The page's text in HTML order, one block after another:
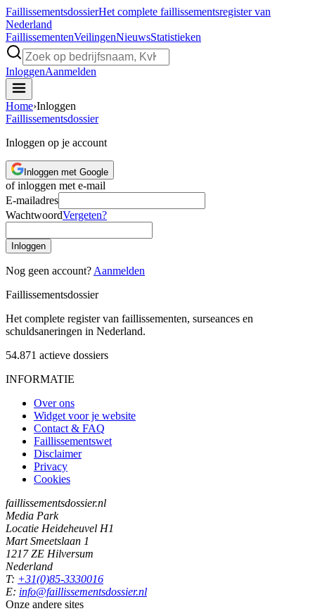
FaillissementsdossierHet complete faillissementsregister van
Nederland
FaillissementenVeilingenNieuwsStatistieken
InloggenAanmelden
Home›Inloggen
Faillissementsdossier
Inloggen op je account
Inloggen met Google
of inloggen met e-mail
E-mailadres
WachtwoordVergeten?
Inloggen
Nog geen account? Aanmelden
Faillissementsdossier
Het complete register van faillissementen, surseances en
schuldsaneringen in Nederland.
54.871 actieve dossiers
INFORMATIE
Over ons
Widget voor je website
Contact & FAQ
Faillissementswet
Disclaimer
Privacy
Cookies
faillissementsdossier.nl
Media Park
Locatie Heideheuvel H1
Mart Smeetslaan 1
1217 ZE Hilversum
Nederland
T: +31(0)85-3330016
E: info@faillissementsdossier.nl
Onze andere sites